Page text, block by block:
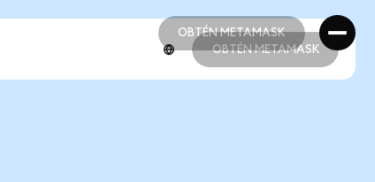
OBTÉN METAMASK
OBTÉN METAMASK
OBTÉN METAMASK